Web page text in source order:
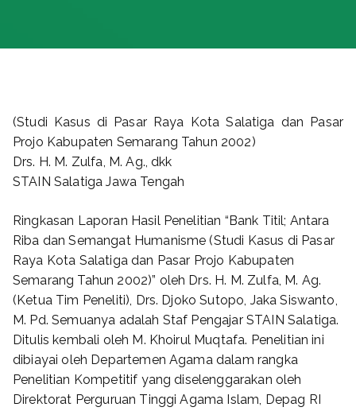
(Studi Kasus di Pasar Raya Kota Salatiga dan Pasar
Projo Kabupaten Semarang Tahun 2002)
Drs. H. M. Zulfa, M. Ag., dkk
STAIN Salatiga Jawa Tengah
Ringkasan Laporan Hasil Penelitian “Bank Titil; Antara
Riba dan Semangat Humanisme (Studi Kasus di Pasar
Raya Kota Salatiga dan Pasar Projo Kabupaten
Semarang Tahun 2002)” oleh Drs. H. M. Zulfa, M. Ag.
(Ketua Tim Peneliti), Drs. Djoko Sutopo, Jaka Siswanto,
M. Pd. Semuanya adalah Staf Pengajar STAIN Salatiga.
Ditulis kembali oleh M. Khoirul Muqtafa. Penelitian ini
dibiayai oleh Departemen Agama dalam rangka
Penelitian Kompetitif yang diselenggarakan oleh
Direktorat Perguruan Tinggi Agama Islam, Depag RI